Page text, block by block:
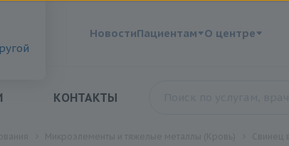
НовостиПациентам О центре
КОНТАКТЫ